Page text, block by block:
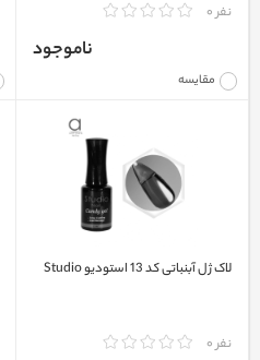
نفر 0
مقایسه
ناموجود
لاک ژل آبنباتی کد 13 استودیو Studio
نفر 0